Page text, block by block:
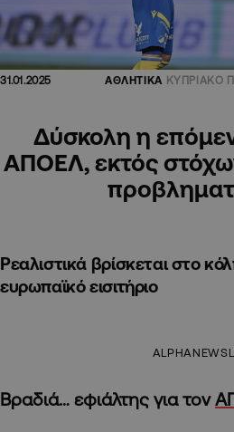
31.01.2025 ΑΘΛΗΤΙΚΑ ΚΥΠΡΙΑΚΟ
Δύσκολη η
ΑΠΟΕΛ, εκτός
Ρεαλιστικά βρίσκεται στο
ευρωπαϊκό εισιτήριο
Βραδιά… εφιάλτης για τον